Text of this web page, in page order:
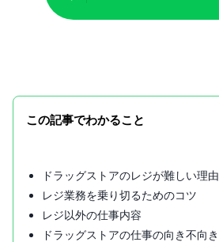
この記事でわかること
ドラッグストアのレジが難しい理由
レジ業務を乗り切るためのコツ
レジ以外の仕事内容
ドラッグストアの仕事の向き不向き